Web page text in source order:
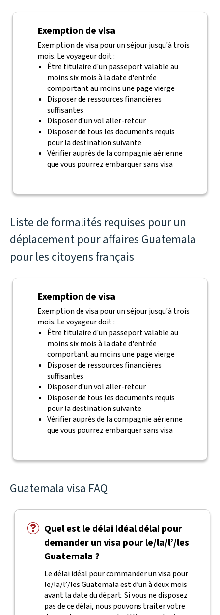
Exemption de visa
Exemption de visa pour un séjour jusqu'à trois
mois. Le voyageur doit :
Être titulaire d'un passeport valable au
moins six mois à la date d'entrée
comportant au moins une page vierge
Disposer de ressources financières
suffisantes
Disposer d'un vol aller-retour
Disposer de tous les documents requis
pour la destination suivante
Vérifier auprès de la compagnie aérienne
que vous pourrez embarquer sans visa
Liste de formalités requises pour un
déplacement pour affaires Guatemala
pour les citoyens français
Exemption de visa
Exemption de visa pour un séjour jusqu'à trois
mois. Le voyageur doit :
Être titulaire d'un passeport valable au
moins six mois à la date d'entrée
comportant au moins une page vierge
Disposer de ressources financières
suffisantes
Disposer d'un vol aller-retour
Disposer de tous les documents requis
pour la destination suivante
Vérifier auprès de la compagnie aérienne
que vous pourrez embarquer sans visa
Guatemala visa FAQ
Quel est le délai idéal délai pour
demander un visa pour le/la/l’/les
Guatemala ?
Le délai idéal pour commander un visa pour
le/la/l’/les Guatemala est d’un à deux mois
avant la date du départ. Si vous ne disposez
pas de ce délai, nous pouvons traiter votre